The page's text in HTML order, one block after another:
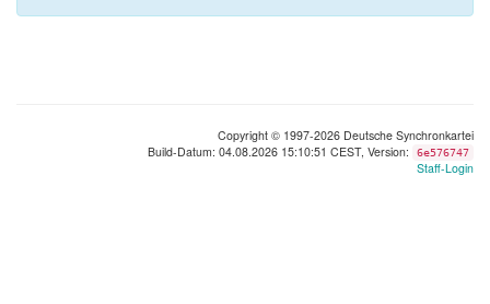
Copyright © 1997-2026 Deutsche Synchronkartei
Build-Datum: 04.08.2026 15:10:51 CEST, Version:
6e576747
Staff-Login